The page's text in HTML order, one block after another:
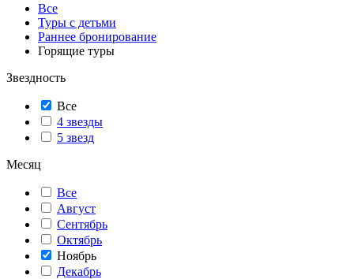
Все
Туры с детьми
Раннее бронирование
Горящие туры
Звездность
Все
4 звезды
5 звезд
Месяц
Все
Август
Сентябрь
Октябрь
Ноябрь
Декабрь